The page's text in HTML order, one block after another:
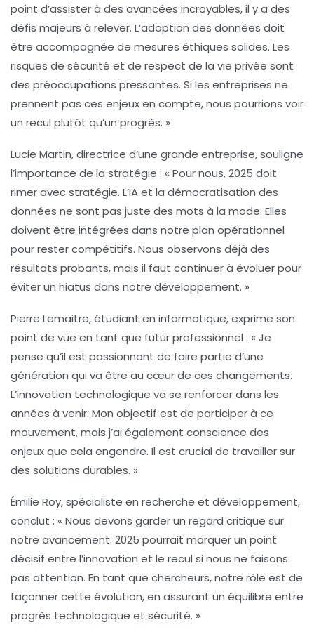
point d’assister à des avancées incroyables, il y a des
défis majeurs à relever. L’adoption des données doit
être accompagnée de mesures éthiques solides. Les
risques de sécurité et de respect de la vie privée sont
des préoccupations pressantes. Si les entreprises ne
prennent pas ces enjeux en compte, nous pourrions voir
un recul plutôt qu’un progrès. »
Lucie Martin, directrice d’une grande entreprise, souligne
l’importance de la stratégie : « Pour nous, 2025 doit
rimer avec stratégie. L’IAet la démocratisation des
données ne sont pas juste des mots à la mode. Elles
doivent être intégrées dans notre plan opérationnel
pour rester compétitifs. Nous observons déjà des
résultats probants, mais il faut continuer à évoluer pour
éviter un hiatus dans notre développement. »
Pierre Lemaitre, étudiant en informatique, exprime son
point de vue en tant que futur professionnel : « Je
pense qu’il est passionnant de faire partie d’une
génération qui va être au cœur de ces changements.
L’innovation technologique va se renforcer dans les
années à venir. Mon objectif est de participer à ce
mouvement, mais j’ai également conscience des
enjeux que cela engendre. Il est crucial de travailler sur
des solutions durables. »
Émilie Roy, spécialiste en recherche et développement,
conclut : « Nous devons garder un regard critique sur
notre avancement. 2025 pourrait marquer un point
décisif entre l’innovation et le recul si nous ne faisons
pas attention. En tant que chercheurs, notre rôle est de
façonner cette évolution, en assurant un équilibre entre
progrès technologique et sécurité. »